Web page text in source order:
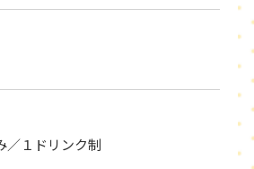
／１ドリンク制